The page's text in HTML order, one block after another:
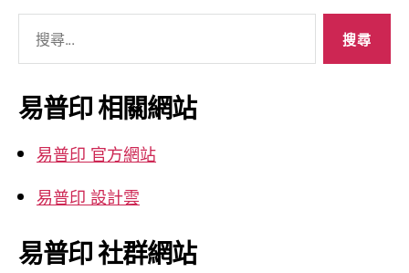
鍵
字:
易普印 相關網站
易普印 官方網站
易普印 設計雲
易普印 社群網站